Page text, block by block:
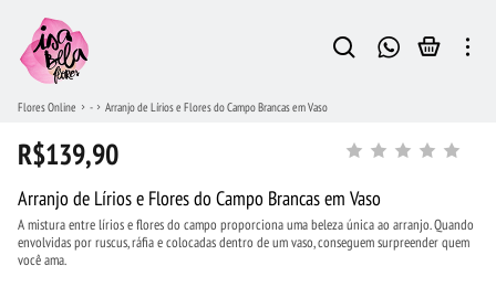
Flores Online - Arranjo de Lírios e Flores do Campo Brancas em Vaso
R$139,90
Arranjo de Lírios e Flores do Campo Brancas em Vaso
A mistura entre lírios e flores do campo proporciona uma beleza única ao arranjo. Quando
envolvidas por ruscus, ráfia e colocadas dentro de um vaso, conseguem surpreender quem
você ama.